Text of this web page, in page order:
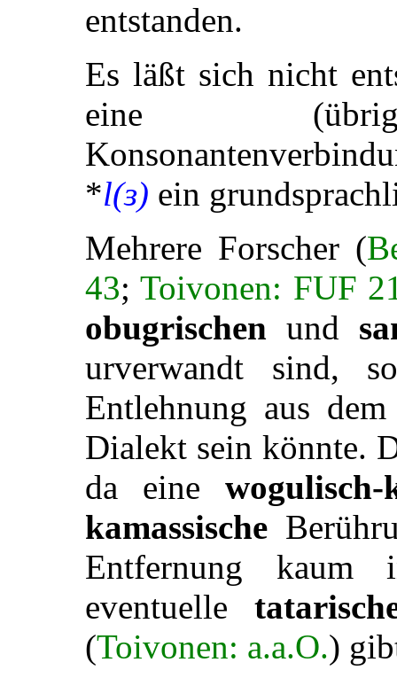
entstanden.
Es läßt sich nicht
eine
*l(ɜ) ein
Mehrere Forscher (
43;Toivonen: FUF
obugrischen und
urverwandt sind,
Entlehnung aus
Dialekt sein könnte.
da eine wogulisch-
kamassische
Entfernung
eventuelle
(Toivonen: a.a.O.)